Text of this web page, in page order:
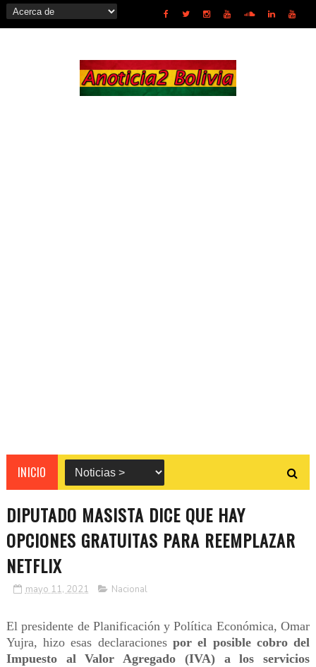
INICIO
DIPUTADO MASISTA DICE QUE HAY
OPCIONES GRATUITAS PARA REEMPLAZAR
NETFLIX
mayo 11, 2021 Nacional
El presidente de Planificación y Política Económica, Omar
Yujra, hizo esas declaraciones por el posible cobro del
Impuesto al Valor Agregado (IVA) a los servicios